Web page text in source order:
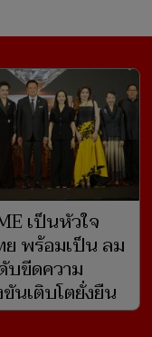
เป็นหัวใจ
ย พร้อมเป็น ลม
บขีดความ
นเติบโตยั่งยืน